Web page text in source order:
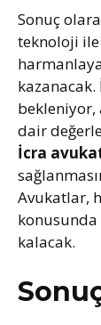
Sonuç
teknoloji
bekleniyor,
dair
İcra
Avukatlar,
kalacak.